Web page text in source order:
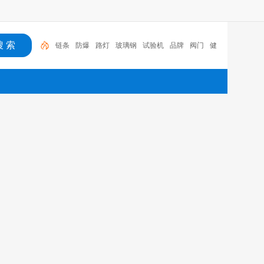
链条 防爆 路灯 玻璃钢 试验机 品牌 阀门 健
康 食品 甲醛